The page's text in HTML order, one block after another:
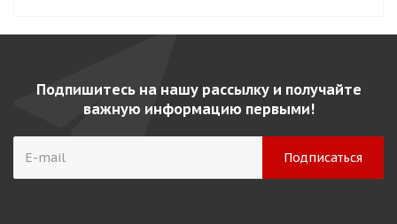
Подпишитесь на нашу рассылку и получайте
важную информацию первыми!